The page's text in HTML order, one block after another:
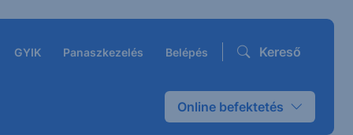
GYIK Panaszkezelés Belépés Kereső
Online befektetés